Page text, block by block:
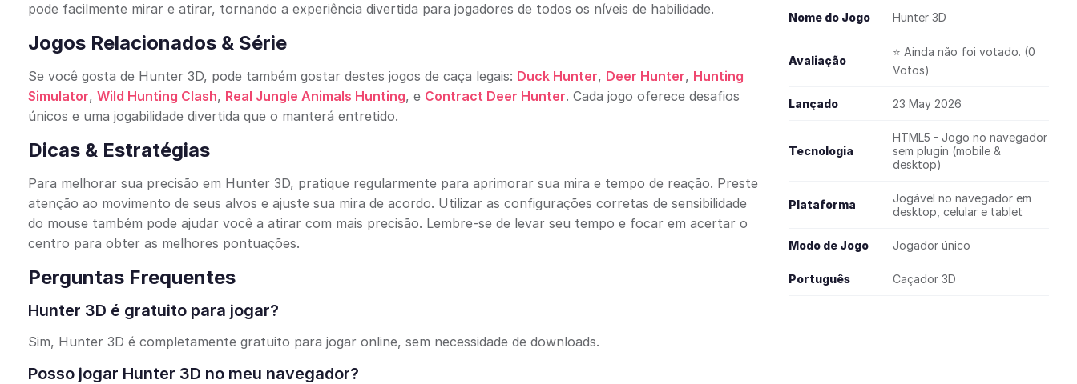
pode facilmente mirar e atirar, tornando a experiência divertida para jogadores de todos os níveis de habilidade.
Jogos Relacionados & Série
Se você gosta de Hunter 3D, pode também gostar destes jogos de caça legais: Duck Hunter, Deer Hunter, Hunting
Simulator, Wild Hunting Clash, Real Jungle Animals Hunting, e Contract Deer Hunter. Cada jogo oferece desafios
únicos e uma jogabilidade divertida que o manterá entretido.
Dicas & Estratégias
Para melhorar sua precisão em Hunter 3D, pratique regularmente para aprimorar sua mira e tempo de reação. Preste
atenção ao movimento de seus alvos e ajuste sua mira de acordo. Utilizar as configurações corretas de sensibilidade
do mouse também pode ajudar você a atirar com mais precisão. Lembre-se de levar seu tempo e focar em acertar o
centro para obter as melhores pontuações.
Perguntas Frequentes
Hunter 3D é gratuito para jogar?
Sim, Hunter 3D é completamente gratuito para jogar online, sem necessidade de downloads.
Posso jogar Hunter 3D no meu navegador?
Nome do Jogo Hunter 3D
Avaliação
⭐ Ainda não foi votado. (0
Votos)
Lançado 23 May 2026
Tecnologia
HTML5 - Jogo no navegador
sem plugin (mobile &
desktop)
Plataforma
Jogável no navegador em
desktop, celular e tablet
Modo de Jogo Jogador único
Português Caçador 3D